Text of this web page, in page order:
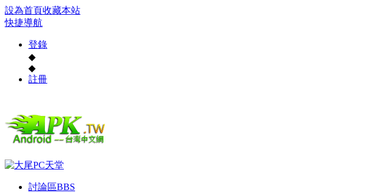
設為首頁收藏本站
快捷導航
登錄
◆
◆
註冊
討論區BBS